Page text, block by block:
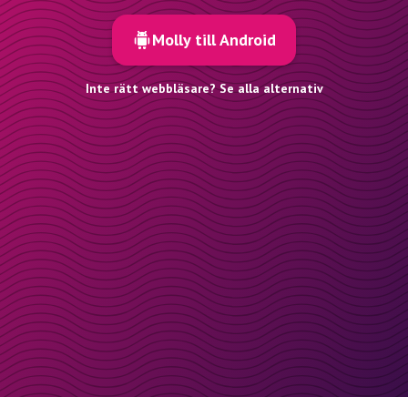
Molly till Android
Inte rätt webbläsare? Se alla alternativ